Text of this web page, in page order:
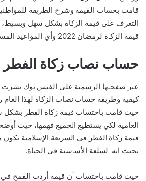
قامت بحساب القيمة وشرح الطريقة
التعرف على قيمة الزكاة بشكل سهل وبسيط،
قيمة الزكاة لرمضان 2022 وأي المواعيد المستحب فيها إخراجها.
حساب نصاب زكاة الفطر
عبر صفحتها الرسمية على الفيس بوك نشرت
حيث قامت باحتساب قيمة زكاة الفطر بشكل
العامية لكي يستطيع الجميع فهمها، حيث
قيمة زكاة الفطر في السريعة الإسلامية
بحيث انه السلعة الأساسية في الحياة.